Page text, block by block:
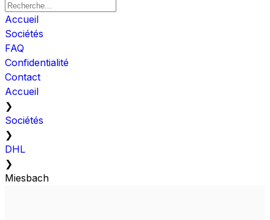
Accueil
Sociétés
FAQ
Confidentialité
Contact
Accueil
❯
Sociétés
❯
DHL
❯
Miesbach